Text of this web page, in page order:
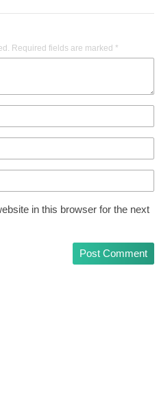
Required fields are marked *
in this browser for the next